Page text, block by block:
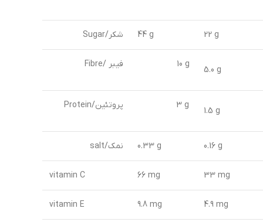
22 g
44 g شکر/Sugar
5.0 g
10 g Fibre/ فیبر
1.5 g
3 g پروتئین/Protein
0.16 g
0.33 g نمک/salt
33 mg
66 mg
vitamin C
4.9 mg
9.8 mg
vitamin E